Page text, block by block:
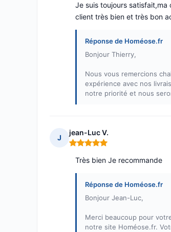
Je suis toujours
client très bien et très bon
Réponse de Homéose.fr
Bonjour Thierry,
Nous vous remercions
expérience avec nos
notre priorité et nous
J
jean-Luc V.
Note : 5 sur 5
Très bien Je recommande
Réponse de Homéose.fr
Bonjour Jean-Luc,
Merci beaucoup pour
notre site Homéose.fr.